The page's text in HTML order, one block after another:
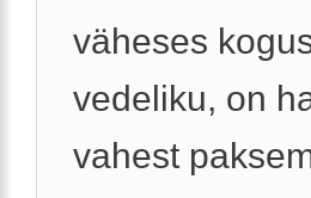
väheses
vedeliku, on
vahest